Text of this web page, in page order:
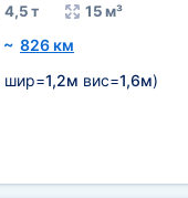
4,5 т 15 м³
~ 826 км
шир=1,2м вис=1,6м)